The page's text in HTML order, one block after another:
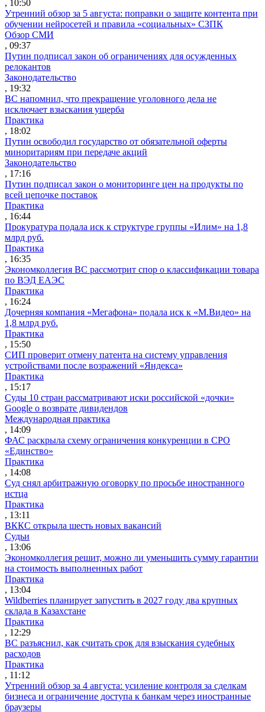
, 10:50
Утренний обзор за 5 августа: поправки о защите контента при
обучении нейросетей и правила «социальных» СЗПК
Обзор СМИ
, 09:37
Путин подписал закон об ограничениях для осужденных
релокантов
Законодательство
, 19:32
ВС напомнил, что прекращение уголовного дела не
исключает взыскания ущерба
Практика
, 18:02
Путин освободил государство от обязательной оферты
миноритариям при передаче акций
Законодательство
, 17:16
Путин подписал закон о мониторинге цен на продукты по
всей цепочке поставок
Практика
, 16:44
Прокуратура подала иск к структуре группы «Илим» на 1,8
млрд руб.
Практика
, 16:35
Экономколлегия ВС рассмотрит спор о классификации товара
по ВЭД ЕАЭС
Практика
, 16:24
Дочерняя компания «Мегафона» подала иск к «М.Видео» на
1,8 млрд руб.
Практика
, 15:50
СИП проверит отмену патента на систему управления
устройствами после возражений «Яндекса»
Практика
, 15:17
Суды 10 стран рассматривают иски российской «дочки»
Google о возврате дивидендов
Международная практика
, 14:09
ФАС раскрыла схему ограничения конкуренции в СРО
«Единство»
Практика
, 14:08
Суд снял арбитражную оговорку по просьбе иностранного
истца
Практика
, 13:11
ВККС открыла шесть новых вакансий
Судьи
, 13:06
Экономколлегия решит, можно ли уменьшить сумму гарантии
на стоимость выполненных работ
Практика
, 13:04
Wildberries планирует запустить в 2027 году два крупных
склада в Казахстане
Практика
, 12:29
ВС разъяснил, как считать срок для взыскания судебных
расходов
Практика
, 11:12
Утренний обзор за 4 августа: усиление контроля за сделкам
бизнеса и ограничение доступа к банкам через иностранные
браузеры